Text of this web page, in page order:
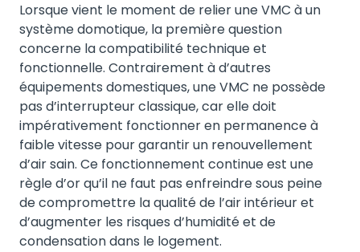
Lorsque vient le moment de relier une VMC à un
système domotique, la première question
concerne la compatibilité technique et
fonctionnelle. Contrairement à d’autres
équipements domestiques, une VMC ne possède
pas d’interrupteur classique, car elle doit
impérativement fonctionner en permanence à
faible vitesse pour garantir un renouvellement
d’air sain. Ce fonctionnement continue est une
règle d’or qu’il ne faut pas enfreindre sous peine
de compromettre la qualité de l’air intérieur et
d’augmenter les risques d’humidité et de
condensation dans le logement.